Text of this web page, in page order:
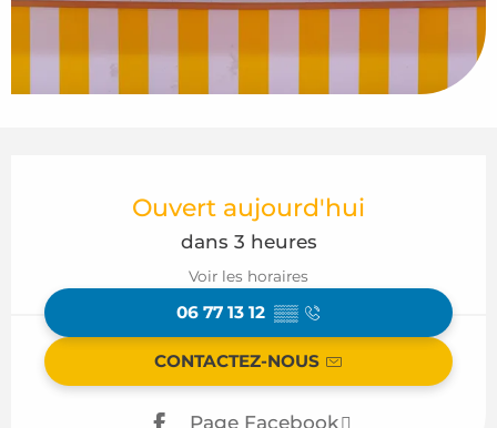
Ouvert aujourd'hui
dans 3 heures
Voir les horaires
06 77 13 12 ▒▒
CONTACTEZ-NOUS
Page Facebook